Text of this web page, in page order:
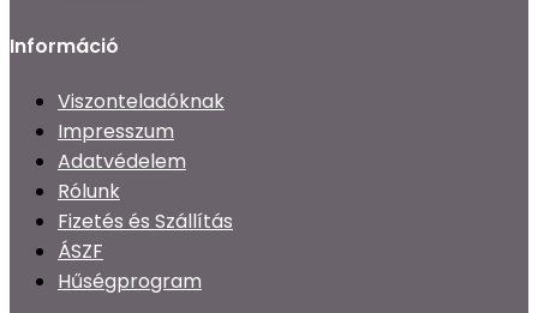
Információ
Viszonteladóknak
Impresszum
Adatvédelem
Rólunk
Fizetés és Szállítás
ÁSZF
Hűségprogram